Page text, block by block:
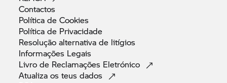
Contactos
Política deCookies
Política de Privacidade
Resolução alternativa de litígios
Informações Legais
Livro de Reclamações Eletrónico
Atualiza os teusdados